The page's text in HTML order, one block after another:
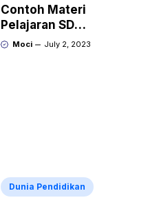
Contoh Materi
Pelajaran SD
Membaca dan Menulis
Moci July 2, 2023
Dunia Pendidikan